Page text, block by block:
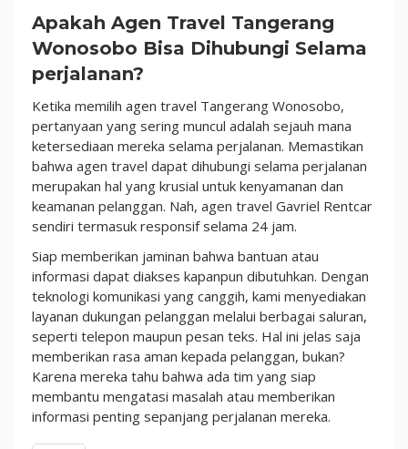
Apakah Agen Travel Tangerang
Wonosobo Bisa Dihubungi Selama
perjalanan?
Ketika memilih agen travel Tangerang Wonosobo,
pertanyaan yang sering muncul adalah sejauh mana
ketersediaan mereka selama perjalanan. Memastikan
bahwa agen travel dapat dihubungi selama perjalanan
merupakan hal yang krusial untuk kenyamanan dan
keamanan pelanggan. Nah, agen travel Gavriel Rentcar
sendiri termasuk responsif selama 24 jam.
Siap memberikan jaminan bahwa bantuan atau
informasi dapat diakses kapanpun dibutuhkan. Dengan
teknologi komunikasi yang canggih, kami menyediakan
layanan dukungan pelanggan melalui berbagai saluran,
seperti telepon maupun pesan teks. Hal ini jelas saja
memberikan rasa aman kepada pelanggan, bukan?
Karena mereka tahu bahwa ada tim yang siap
membantu mengatasi masalah atau memberikan
informasi penting sepanjang perjalanan mereka.